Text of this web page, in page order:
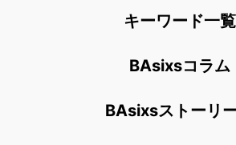
キーワード一覧
BAsixsコラム
BAsixsストーリ